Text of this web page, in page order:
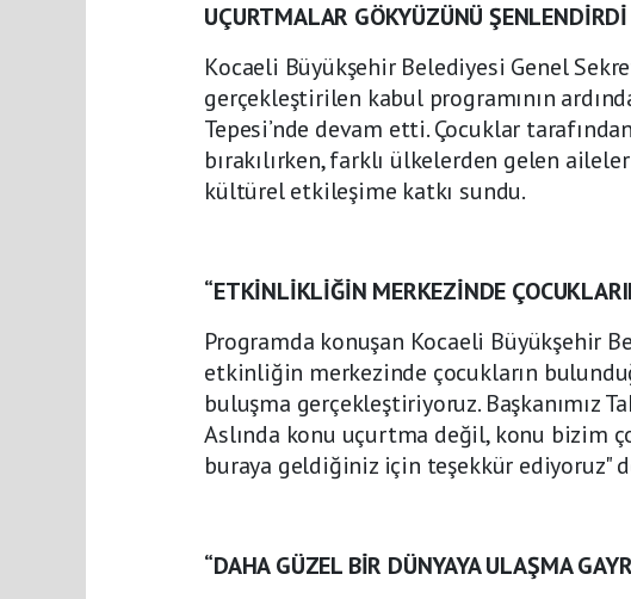
UÇURTMALAR GÖKYÜZÜNÜ ŞENLENDİRDİ
Kocaeli Büyükşehir Belediyesi Genel
gerçekleştirilen kabul programının
Tepesi’nde devam etti. Çocuklar
bırakılırken, farklı ülkelerden gelen
kültürel etkileşime katkı sundu.
“ETKİNLİKLİĞİN MERKEZİNDE
Programda konuşan Kocaeli Büyükşehir
etkinliğin merkezinde çocukların
buluşma gerçekleştiriyoruz. Başkanımız
Aslında konu uçurtma değil, konu bizim
buraya geldiğiniz için teşekkür ediyoruz"
“DAHA GÜZEL BİR DÜNYAYA ULAŞMA